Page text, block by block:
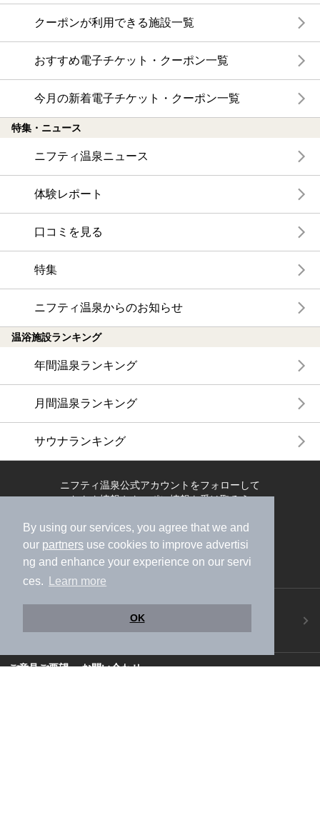
By using our services, you agree that we and
our partners use cookies to improve advertisi
ng and enhance your experience on our servi
ces.
Learn more
OK
クーポンが利用できる施設一覧
おすすめ電子チケット・クーポン一覧
今月の新着電子チケット・クーポン一覧
特集・ニュース
ニフティ温泉ニュース
体験レポート
口コミを見る
特集
ニフティ温泉からのお知らせ
温浴施設ランキング
年間温泉ランキング
月間温泉ランキング
サウナランキング
ニフティ温泉公式アカウントをフォローして
おトク情報やクーポン情報を受け取ろう
ニフティ温泉アプリ
地図から温泉検索！お得な限定クーポンも！
ご意見ご要望 ・お問い合わせ